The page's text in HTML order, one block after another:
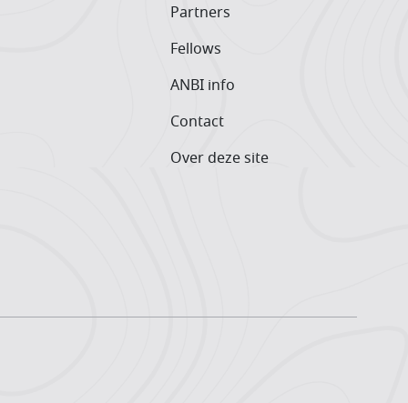
Partners
Fellows
ANBI info
Contact
Over deze site